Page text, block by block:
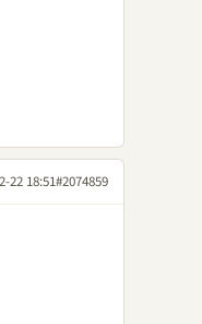
22 18:51#2074859